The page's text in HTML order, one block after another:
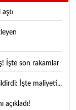
İşte son rakamlar
İşte maliyeti...
açıkladı!